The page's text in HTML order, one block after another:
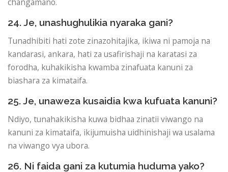
24. Je, unashughulikia nyaraka gani?
Tunadhibiti hati zote zinazohitajika, ikiwa ni pamoja na
kandarasi, ankara, hati za usafirishaji na karatasi za
forodha, kuhakikisha kwamba zinafuata kanuni za
biashara za kimataifa.
25. Je, unaweza kusaidia kwa kufuata kanuni?
Ndiyo, tunahakikisha kuwa bidhaa zinatii viwango na
kanuni za kimataifa, ikijumuisha uidhinishaji wa usalama
na viwango vya ubora.
26. Ni faida gani za kutumia huduma yako?